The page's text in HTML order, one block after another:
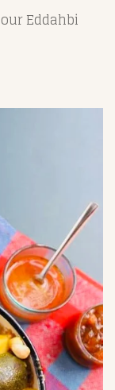
Eddahbi